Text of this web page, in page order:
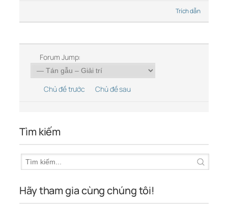
Trích dẫn
Forum Jump:
Chủ đề trước Chủ đề sau
Tìm kiếm
Hãy tham gia cùng chúng tôi!